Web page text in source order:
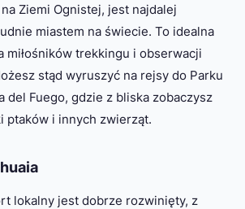
na Ziemi Ognistej, jest najdalej
miastem na świecie. To idealna
miłośników trekkingu i obserwacji
stąd wyruszyć na rejsy do Parku
del Fuego, gdzie z bliska zobaczysz
ptaków i innych zwierząt.
lokalny jest dobrze rozwinięty, z